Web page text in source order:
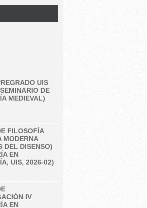
UIS
DE
MEDIEVAL)
FILOSOFÍA
MODERNA
DEL DISENSO)
EN
UIS, 2026-02)
IV
EN